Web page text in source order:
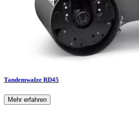
Tandemwalze RD45
Mehr erfahren